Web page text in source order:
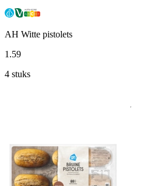
AH Witte pistolets
1 .59
4 stuks